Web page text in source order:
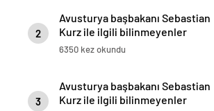
2
Avusturya başbakanı Sebastian
Kurz ile ilgili bilinmeyenler
6350 kez okundu
3
Avusturya başbakanı Sebastian
Kurz ile ilgili bilinmeyenler